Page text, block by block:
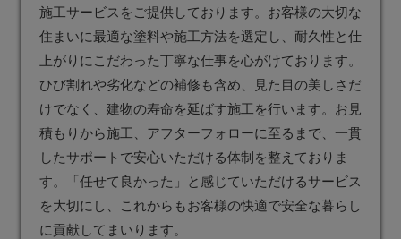
施工サービスをご提供しております。お客様の大切な
住まいに最適な塗料や施工方法を選定し、耐久性と仕
上がりにこだわった丁寧な仕事を心がけております。
ひび割れや劣化などの補修も含め、見た目の美しさだ
けでなく、建物の寿命を延ばす施工を行います。お見
積もりから施工、アフターフォローに至るまで、一貫
したサポートで安心いただける体制を整えておりま
す。「任せて良かった」と感じていただけるサービス
を大切にし、これからもお客様の快適で安全な暮らし
に貢献してまいります。